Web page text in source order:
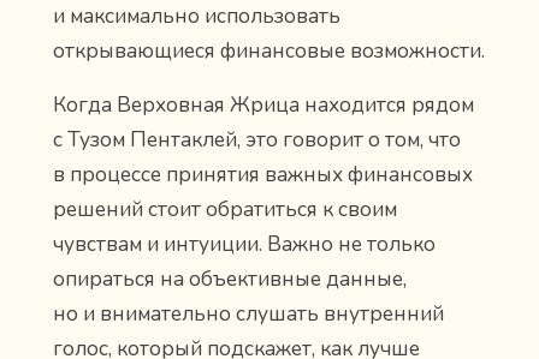
и максимально использовать
открывающиеся финансовые возможности.
Когда Верховная Жрица находится рядом
с Тузом Пентаклей, это говорит о том, что
в процессе принятия важных финансовых
решений стоит обратиться к своим
чувствам и интуиции. Важно не только
опираться на объективные данные,
но и внимательно слушать внутренний
голос, который подскажет, как лучше